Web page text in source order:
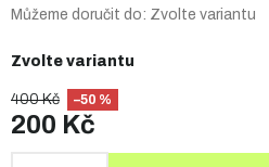
400 Kč –50 %
200 Kč
Zvolte variantu
Můžeme doručit do: Zvolte variantu